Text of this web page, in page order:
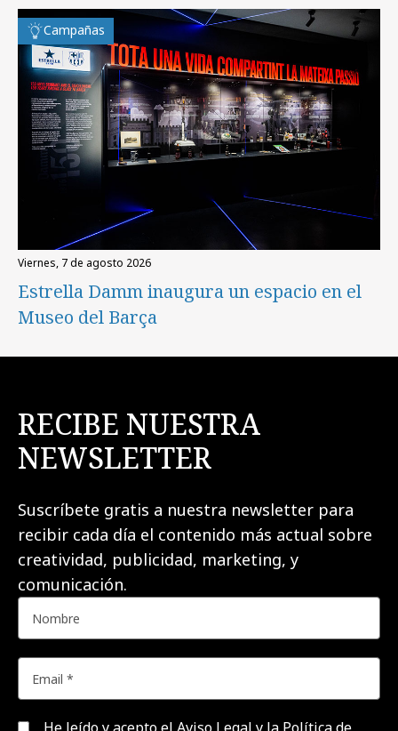
Campañas
viernes, 7 de agosto 2026
Estrella Damm inaugura un espacio en el
Museo del Barça
RECIBE NUESTRA
NEWSLETTER
Suscríbete gratis a nuestra newsletter para
recibir cada día el contenido más actual sobre
creatividad, publicidad, marketing, y
comunicación.